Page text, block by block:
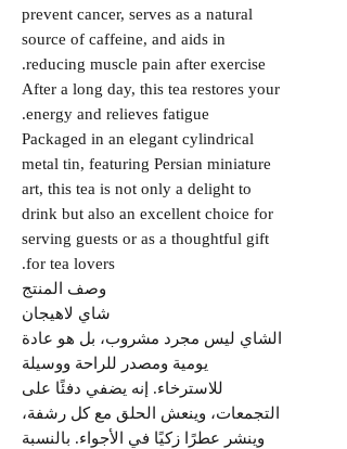
prevent cancer, serves as a natural
source of caffeine, and aids in
reducing muscle pain after exercise.
After a long day, this tea restores your
energy and relieves fatigue.
Packaged in an elegant cylindrical
metal tin, featuring Persian miniature
art, this tea is not only a delight to
drink but also an excellent choice for
serving guests or as a thoughtful gift
for tea lovers.
وصف المنتج
شاي لاهیجان
الشاي ليس مجرد مشروب، بل هو عادة
يومية ومصدر للراحة ووسيلة
للاسترخاء. إنه يضفي دفئًا على
التجمعات، وينعش الحلق مع كل رشفة،
وينشر عطرًا زكيًا في الأجواء. بالنسبة